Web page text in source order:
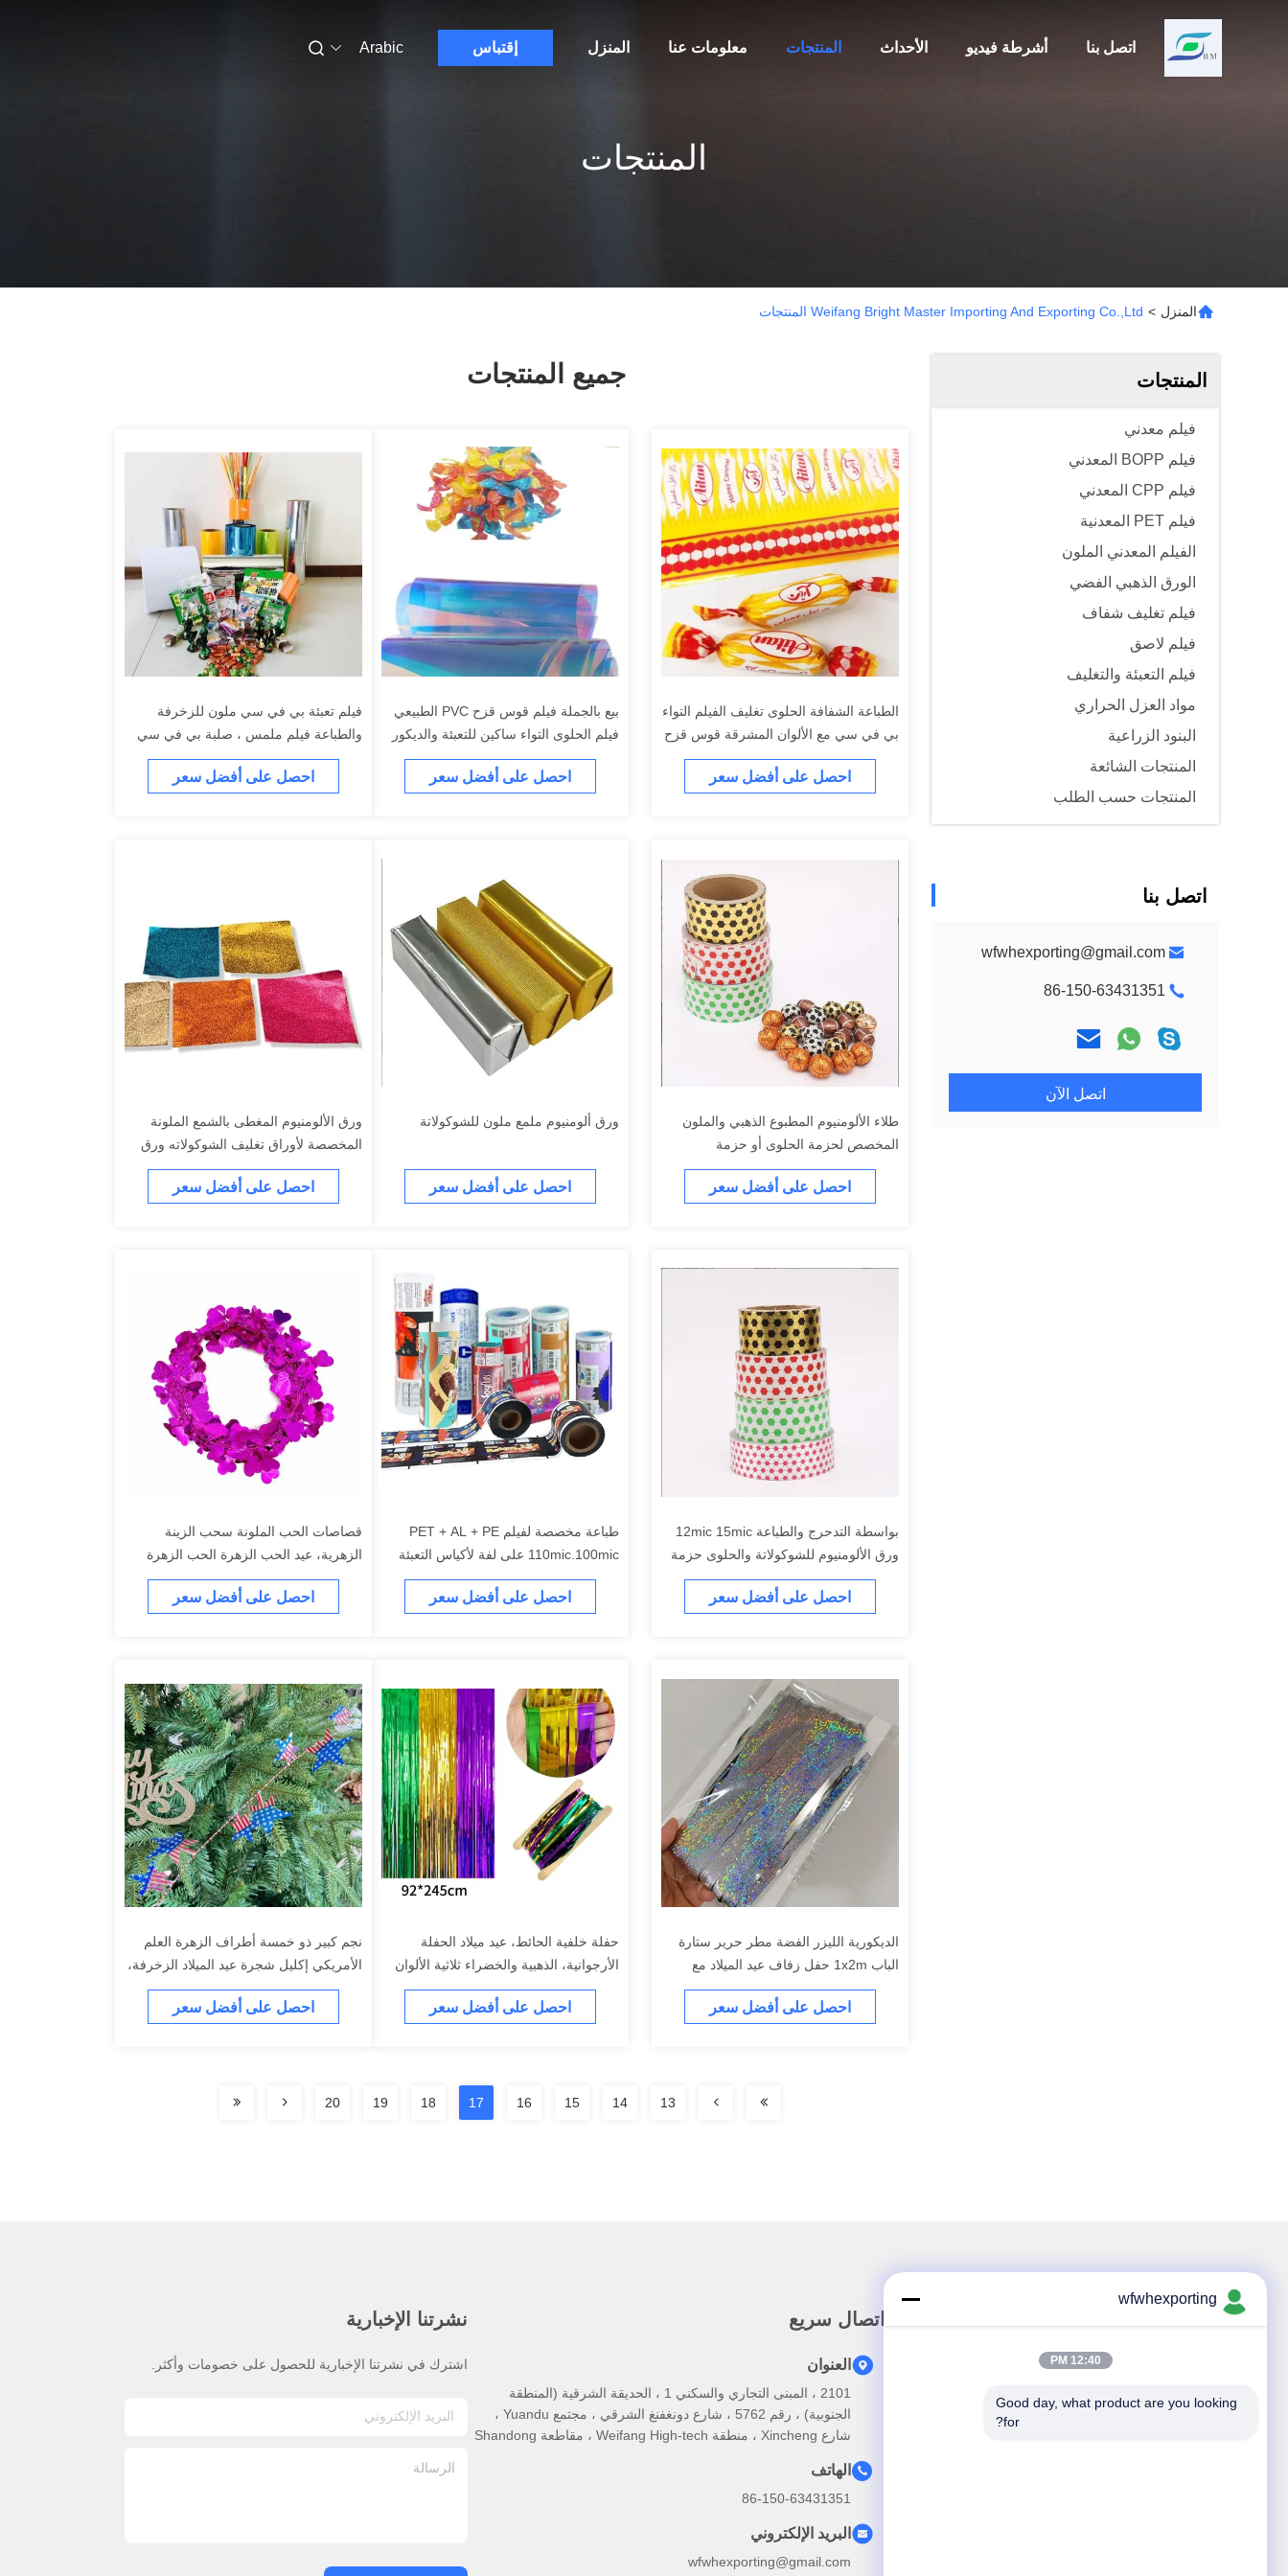
المنزل معلومات عنا المنتجات الأحداث أشرطة فيديو اتصل بنا إقتباس Arabic
المنتجات
المنزل > Weifang Bright Master Importing And Exporting Co.,Ltd المنتجات
المنتجات
فيلم معدني
فيلم BOPP المعدني
فيلم CPP المعدني
فيلم PET المعدنية
الفيلم المعدني الملون
الورق الذهبي الفضي
فيلم تغليف شفاف
فيلم لاصق
فيلم التعبئة والتغليف
مواد العزل الحراري
البنود الزراعية
المنتجات الشائعة
المنتجات حسب الطلب
اتصل بنا
wfwhexporting@gmail.com
86-150-63431351
اتصل الآن
جميع المنتجات
الطباعة الشفافة الحلوى تغليف الفيلم التواء
بي في سي مع الألوان المشرقة قوس قزح
للحلوى تغليف
احصل على أفضل سعر
بيع بالجملة فيلم قوس قزح PVC الطبيعي
فيلم الحلوى التواء ساكين للتعبئة والديكور
احصل على أفضل سعر
فيلم تعبئة بي في سي ملون للزخرفة
والطباعة فيلم ملمس ، صلبة بي في سي
التواء
احصل على أفضل سعر
طلاء الألومنيوم المطبوع الذهبي والملون
المخصص لحزمة الحلوى أو حزمة
الشوكولاته في ورقة / على لفة
احصل على أفضل سعر
ورق ألومنيوم ملمع ملون للشوكولاتة
احصل على أفضل سعر
ورق الألومنيوم المغطى بالشمع الملونة
المخصصة لأوراق تغليف الشوكولاته ورق
الألومنيوم
احصل على أفضل سعر
بواسطة التدحرج والطباعة 12mic 15mic
ورق الألومنيوم للشوكولاتة والحلوى حزمة
احصل على أفضل سعر
طباعة مخصصة لفيلم PET + AL + PE
110mic.100mic على لفة لأكياس التعبئة
الغذائية
احصل على أفضل سعر
قصاصات الحب الملونة سحب الزينة
الزهرية، عيد الحب الزهرة الحب الزهرة
الأسلاك
احصل على أفضل سعر
الديكورية الليزر الفضة مطر حرير ستارة
الباب 1x2m حفل زفاف عيد الميلاد مع
شريط مزدوج الجانب
احصل على أفضل سعر
حفلة خلفية الحائط، عيد ميلاد الحفلة
الأرجوانية، الذهبية والخضراء ثلاثية الألوان
خياطة الستار المطر
احصل على أفضل سعر
نجم كبير ذو خمسة أطراف الزهرة العلم
الأمريكي إكليل شجرة عيد الميلاد الزخرفة،
سلك الزهرة عصا العطلات
احصل على أفضل سعر
13
14
15
16
17
18
19
20
المنتجات
اتصال سريع
العنوان
2101 ، المبنى التجاري والسكني 1 ، الحديقة الشرقية (المنطقة
الجنوبية) ، رقم 5762 ، شارع دونغفنغ الشرقي ، مجتمع Yuandu ،
شارع Xincheng ، منطقة Weifang High-tech ، مقاطعة Shandong
الهاتف
86-150-63431351
البريد الإلكتروني
wfwhexporting@gmail.com
نشرتنا الإخبارية
اشترك في نشرتنا الإخبارية للحصول على خصومات وأكثر.
wfwhexporting
12:40 PM
Good day, what product are you looking
for?